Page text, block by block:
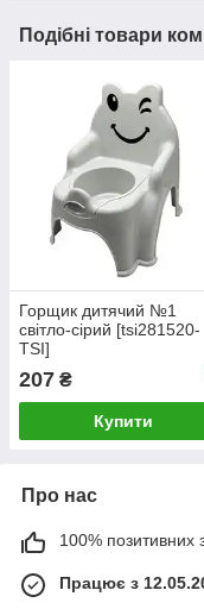
Подібні товари
Горщик дитячий №1
світло-сірий [tsi281520-
TSI]
207 ₴
Купити
Про нас
100% позитивних з
Працює з